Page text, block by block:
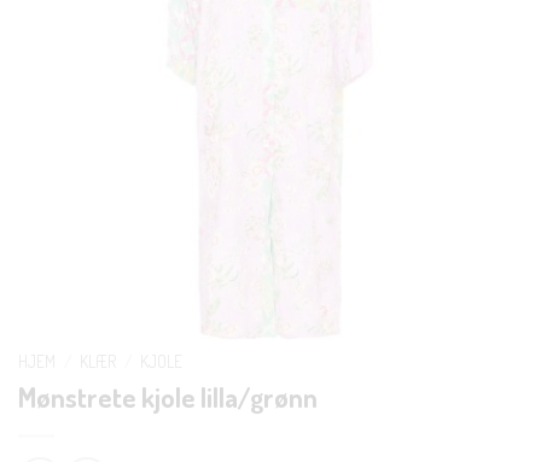
Mønstrete kjole lilla/grønn